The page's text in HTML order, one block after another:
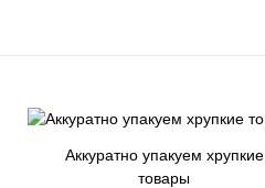
Аккуратно упакуем хрупкие
товары